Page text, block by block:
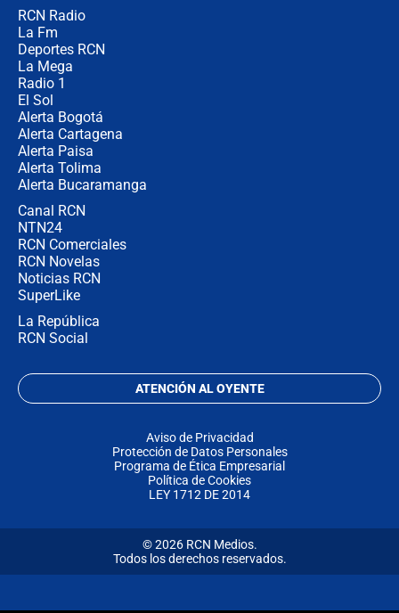
RCN Radio
La Fm
Deportes RCN
La Mega
Radio 1
El Sol
Alerta Bogotá
Alerta Cartagena
Alerta Paisa
Alerta Tolima
Alerta Bucaramanga
Canal RCN
NTN24
RCN Comerciales
RCN Novelas
Noticias RCN
SuperLike
La República
RCN Social
ATENCIÓN AL OYENTE
Aviso de Privacidad
Protección de Datos Personales
Programa de Ética Empresarial
Política de Cookies
LEY 1712 DE 2014
© 2026 RCN Medios.
Todos los derechos reservados.